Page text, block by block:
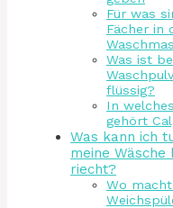
Für was
Fächer in
Was ist
flüssig?
In
gehört
Was kann ich
meine Wäsche
riecht?
Wo